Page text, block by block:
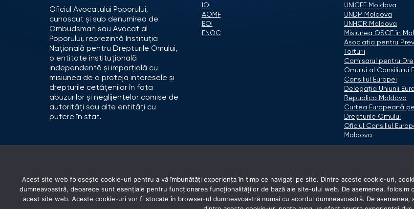
Oficiul Avocatului Poporului,
cunoscut și sub denumirea de
Ombudsman sau Avocat al
Poporului, reprezintă Instituția
Națională pentru Drepturile Omului,
o entitate instituțională
independentă și imparțială cu
misiunea de a proteja interesele și
drepturile cetățenilor în fața
abuzurilor și neglijențelor comise de
autorități sau alte entități cu
putere în stat.
IOI
AOMF
EOI
ENOC
UNICEF Moldova
UNDP Moldova
UNHCR Moldova
Misiunea OSCE în
Asociaţia pentru
Torturii
Comisarul pentru
Omului al Consiliului
Consiliul Europei
Delegaţia Uniunii
Republica Moldova
Curtea Europeană
Drepturile Omului
Oficiul Consiliul
Moldova
Acest site web folosește cookie-uri pentru a vă îmbunătăți experiența în timp ce navigați pe site. Dintre aceste cookie-uri,
dumneavoastră, deoarece sunt esențiale pentru funcționarea funcționalităților de bază ale site-ului web. De asemenea,
acest site web. Aceste cookie-uri vor fi stocate în browser-ul dumneavoastră numai cu acordul dumneavoastră. De